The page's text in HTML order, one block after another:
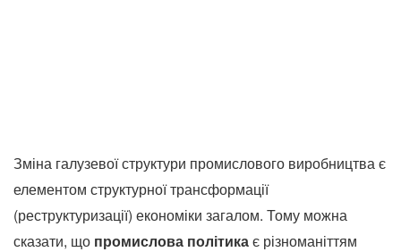
Зміна галузевої структури промислового виробництва є
елементом структурної трансформації
(реструктуризації) економіки загалом. Тому можна
сказати, що промислова політикає різноманіттям